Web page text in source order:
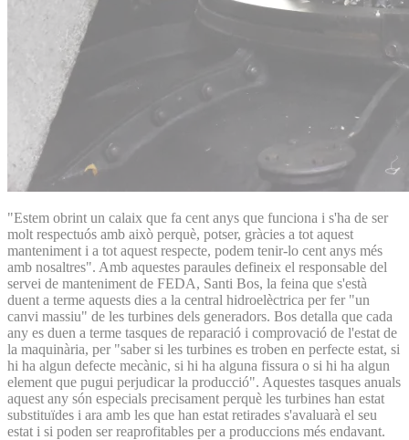
"Estem obrint un calaix que fa cent anys que funciona i s'ha de ser
molt respectuós amb això perquè, potser, gràcies a tot aquest
manteniment i a tot aquest respecte, podem tenir-lo cent anys més
amb nosaltres". Amb aquestes paraules defineix el responsable del
servei de manteniment de FEDA, Santi Bos, la feina que s'està
duent a terme aquests dies a la central hidroelèctrica per fer "un
canvi massiu" de les turbines dels generadors. Bos detalla que cada
any es duen a terme tasques de reparació i comprovació de l'estat de
la maquinària, per "saber si les turbines es troben en perfecte estat, si
hi ha algun defecte mecànic, si hi ha alguna fissura o si hi ha algun
element que pugui perjudicar la producció". Aquestes tasques anuals
aquest any són especials precisament perquè les turbines han estat
substituïdes i ara amb les que han estat retirades s'avaluarà el seu
estat i si poden ser reaprofitables per a produccions més endavant.